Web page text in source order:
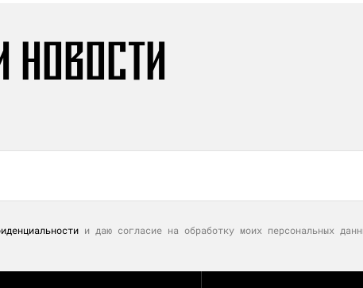
и даю согласие на обработку моих персональных